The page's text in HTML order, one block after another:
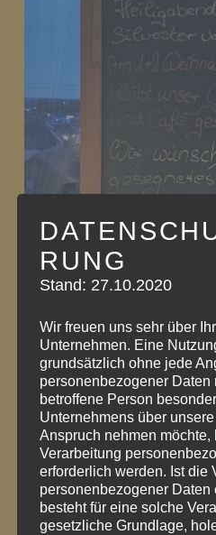
PREVIOUS POST
Bäcker (m/w/d)
gesucht!
RUNG
Stand: 27.10.2020
Wir freuen uns sehr über
Unternehmen. Eine
grundsätzlich ohne jede
personenbezogener Daten
betroffene Person
Unternehmens über
Anspruch nehmen
Verarbeitung
erforderlich werden. Ist die
personenbezogener Daten
besteht für eine solche
gesetzliche Grundlage,